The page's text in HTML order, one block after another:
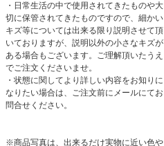
・日常生活の中で使用されてきたものや大
切に保管されてきたものですので、細かい
キズ等については出来る限り説明させて頂
いておりますが、説明以外の小さなキズが
ある場合もございます。ご理解頂いたうえ
でご注文くださいませ。
・状態に関してより詳しい内容をお知りに
なりたい場合は、ご注文前にメールにてお
問合せください。
※商品写真は、出来るだけ実物に近い色や